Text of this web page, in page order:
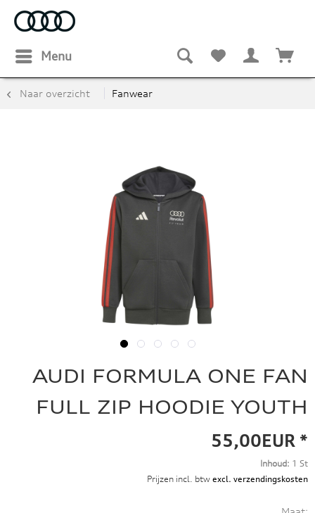
Menu
Naar overzicht Fanwear
AUDI FORMULA ONE FAN
FULL ZIP HOODIE YOUTH
55,00EUR *
Inhoud: 1 St
Prijzen incl. btw excl. verzendingskosten